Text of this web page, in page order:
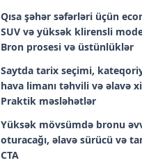
Qısa şəhər səfərləri üçün
SUV və yüksək klirensli
Bron prosesi və üstünlüklər
Saytda tarix seçimi,
hava limanı təhvili və əlavə
Praktik məsləhətlər
Yüksək mövsümdə bronu
oturacağı, əlavə sürücü və
CTA